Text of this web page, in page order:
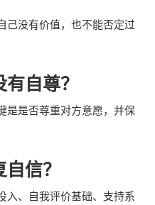
己没有价值，也不能否定过
自尊？
是是否尊重对方意愿，并保
信？
入、自我评价基础、支持系